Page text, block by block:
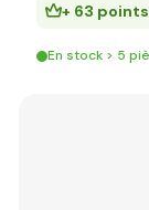
+ 63 points
En stock > 5